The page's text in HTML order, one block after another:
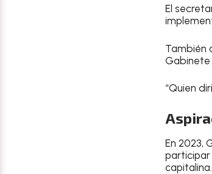
El
También
Gabinete
“Quien
En 2023,
participar
capitalina.